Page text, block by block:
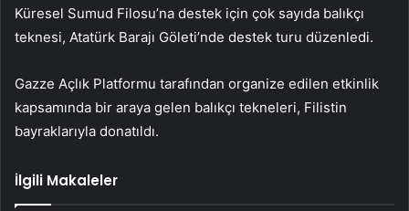
Küresel Sumud Filosu’na destek için çok sayıda balıkçı
teknesi, Atatürk Barajı Göleti’nde destek turu düzenledi.
Gazze Açlık Platformu tarafından organize edilen etkinlik
kapsamında bir araya gelen balıkçı tekneleri, Filistin
bayraklarıyla donatıldı.
İlgili Makaleler